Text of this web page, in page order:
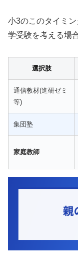
小3のこのタイミ
学受験を考える場
選択肢
通信教材(進研ゼミ
等)
集団塾
家庭教師